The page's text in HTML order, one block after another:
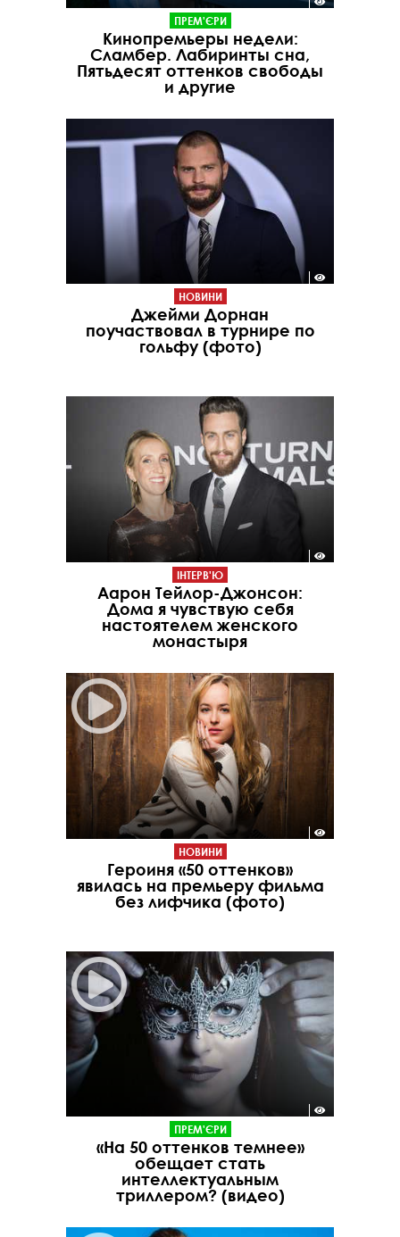
ПРЕМ'ЄРИ
Кинопремьеры недели:
Сламбер. Лабиринты сна,
Пятьдесят оттенков свободы
и другие
НОВИНИ
Джейми Дорнан
поучаствовал в турнире по
гольфу (фото)
ІНТЕРВ'Ю
Аарон Тейлор-Джонсон:
Дома я чувствую себя
настоятелем женского
монастыря
НОВИНИ
Героиня «50 оттенков»
явилась на премьеру фильма
без лифчика (фото)
ПРЕМ'ЄРИ
«На 50 оттенков темнее»
обещает стать
интеллектуальным
триллером? (видео)